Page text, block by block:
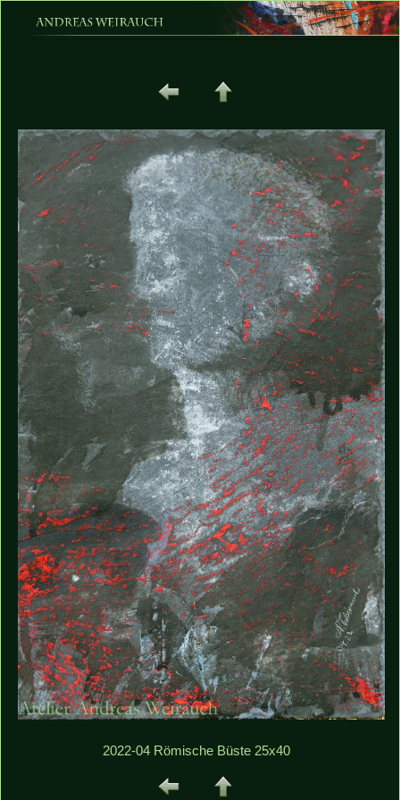
2022-04 Römische Büste 25x40